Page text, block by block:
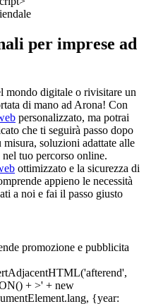
per imprese ad
mondo digitale o rivisitare un
di mano ad Arona! Con
personalizzato, ma potrai
che ti seguirà passo dopo
soluzioni adattate alle
tuo percorso online.
ottimizzato e la sicurezza di
appieno le necessità
a noi e fai il passo giusto